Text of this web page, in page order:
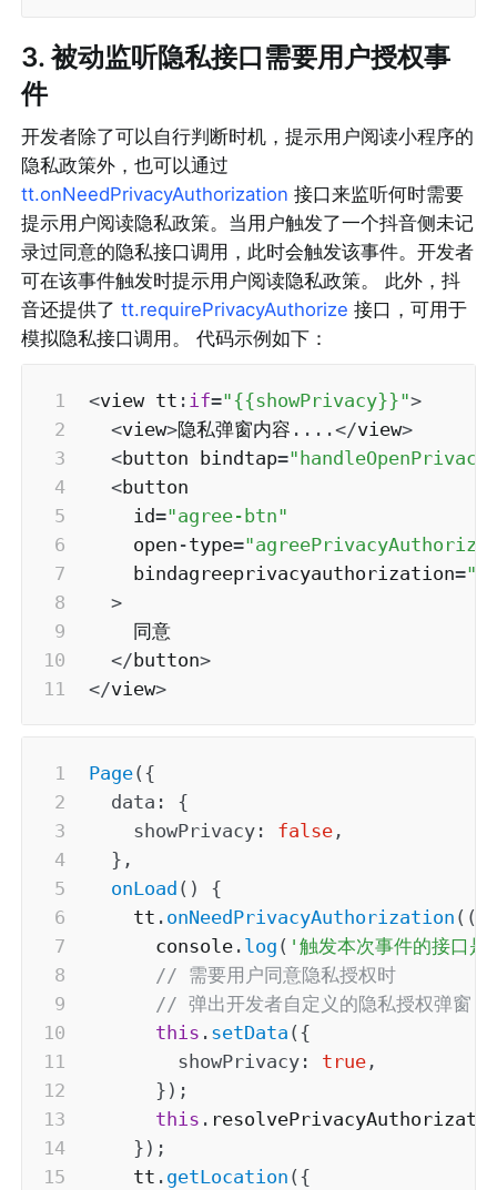
3. 被动监听隐私接口需要用户授权事
件
开发者除了可以自行判断时机，提示用户阅读小程序的
tt.onNeedPrivacyAuthorization 接口来监听何时需要
提示用户阅读隐私政策。当用户触发了一个抖音侧未记
录过同意的隐私接口调用，此时会触发该事件。开发者
可在该事件触发时提示用户阅读隐私政策。 此外，抖
音还提供了 tt.requirePrivacyAuthorize 接口，可用于
模拟隐私接口调用。 代码示例如下：
<view tt : if="{{showPrivacy}}">
<view>隐私弹窗内容 ... .</view>
<button bindtap=
<button
    id
="agree-btn"
    open
-type=
    bindagreeprivacyauthorization
=
>
    同意
</ button>
</view>
Page( {
data :
{
showPrivacy : false ,
} ,
onLoad ( )
{
    tt
. onNeedPrivacyAuthorization ( (
      console
. log ( '触发本次事件的接口
// 需要用户同意隐私授权时
// 弹出开发者自定义的隐私授权弹窗
this . setData ( {
showPrivacy : true ,
} ) ;
this .
} ) ;
    tt
. getLocation ( {